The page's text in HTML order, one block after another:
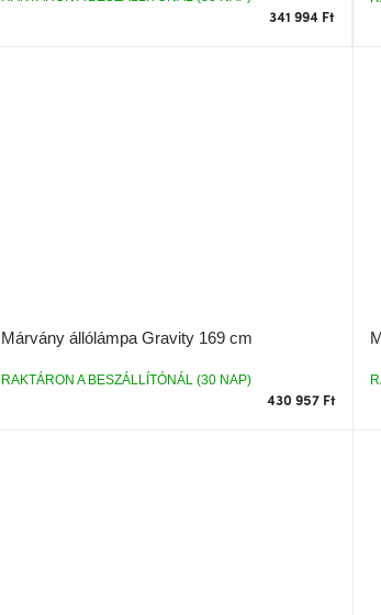
341 994 Ft
Márvány állólámpa Gravity 169 cm
RAKTÁRON A BESZÁLLÍTÓNÁL (30 NAP)
430 957 Ft